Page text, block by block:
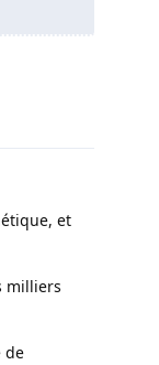
et
milliers
de